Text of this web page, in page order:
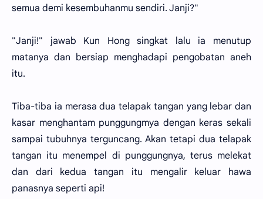
semua demi kesembuhanmu sendiri. Janji?"
"Janji!" jawab Kun Hong singkat lalu ia menutup
matanya dan bersiap menghadapi pengobatan aneh
itu.
Tiba-tiba ia merasa dua telapak tangan yang lebar dan
kasar menghantam punggungmya dengan keras sekali
sampai tubuhnya terguncang. Akan tetapi dua telapak
tangan itu menempel di punggungnya, terus melekat
dan dari kedua tangan itu mengalir keluar hawa
panasnya seperti api!